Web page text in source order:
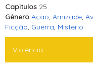
Capitulos 25
Gênero Ação Amizade
Ficção Guerra Mistério
Violência